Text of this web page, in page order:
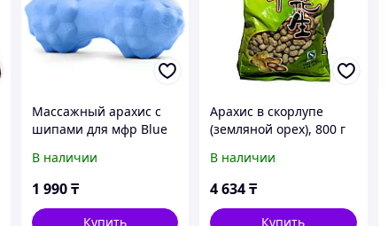
Массажный арахис с
шипами для мфр Blue
В наличии
1 990₸
Купить
Арахис в скорлупе
(земляной орех), 800 г
В наличии
4 634₸
Купить